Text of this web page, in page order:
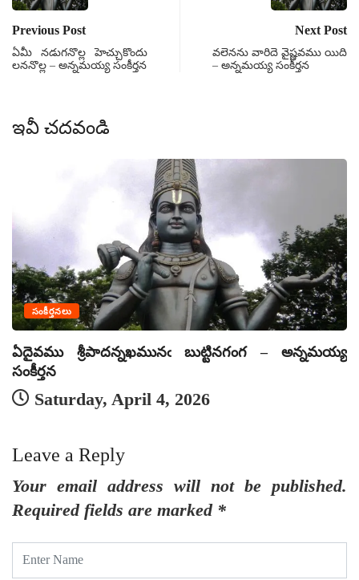
Previous Post
ఏమీ నడుగనొల్ల హెచ్చుకొందు
లననొల్ల – అన్నమయ్య సంకీర్తన
Next Post
వలెనను వారిదె వైష్ణవము యిది
– అన్నమయ్య సంకీర్తన
ఇవీ చదవండి
సంకీర్తనలు
ఏదైవము శ్రీపాదన్నఖమునఁ బుట్టినగంగ – అన్నమయ్య
సంకీర్తన
Saturday, April 4, 2026
Leave a Reply
Your email address will not be published.
Required fields are marked *